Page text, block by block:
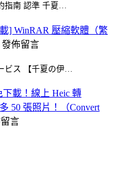
指南 認準 千夏…
] WinRAR 壓縮軟體（繁
發佈留言
ビス 【千夏の伊…
下載！線上 Heic 轉
50 張照片！（Convert
言